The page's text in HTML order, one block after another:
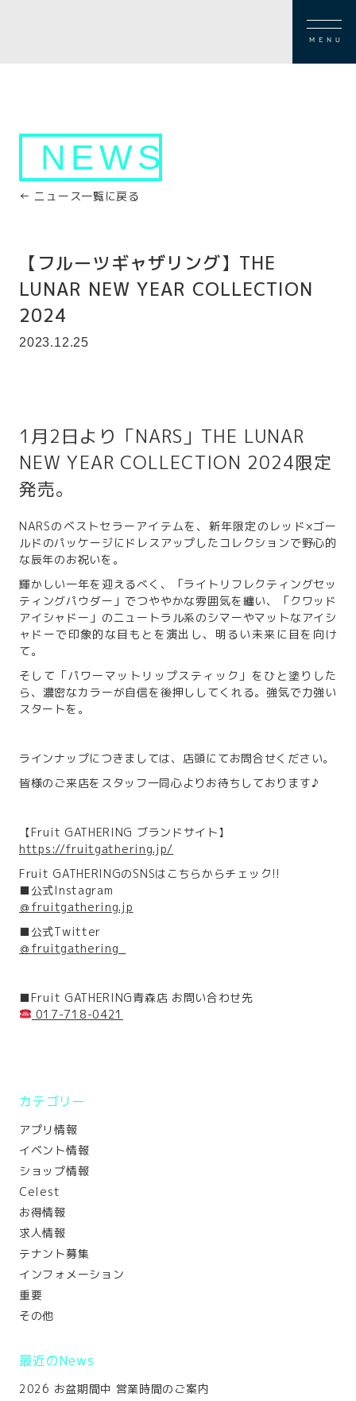
MENU
NEWS
← ニュース一覧に戻る
【フルーツギャザリング】THE
LUNAR NEW YEAR COLLECTION
2024
2023.12.25
1月2日より「NARS」THE LUNAR
NEW YEAR COLLECTION 2024限定
発売。
NARSのベストセラーアイテムを、新年限定のレッド×ゴー
ルドのパッケージにドレスアップしたコレクションで野心的
な辰年のお祝いを。
輝かしい一年を迎えるべく、「ライトリフレクティングセッ
ティングパウダー」でつややかな雰囲気を纏い、「クワッド
アイシャドー」のニュートラル系のシマーやマットなアイシ
ャドーで印象的な目もとを演出し、明るい未来に目を向け
て。
そして「パワーマットリップスティック」をひと塗りした
ら、濃密なカラーが自信を後押ししてくれる。強気で力強い
スタートを。
ラインナップにつきましては、店頭にてお問合せください。
皆様のご来店をスタッフ一同心よりお待ちしております♪
【Fruit GATHERING ブランドサイト】
https://fruitgathering.jp/
Fruit GATHERINGのSNSはこちらからチェック!!
■公式Instagram
＠fruitgathering.jp
■公式Twitter
＠fruitgathering_
■Fruit GATHERING青森店 お問い合わせ先
017-718-0421
カテゴリー
アプリ情報
イベント情報
ショップ情報
Celest
お得情報
求人情報
テナント募集
インフォメーション
重要
その他
最近のNews
2026 お盆期間中 営業時間のご案内